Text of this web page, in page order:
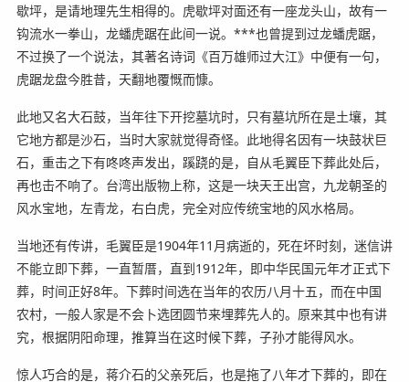
歇坪，是请地理先生相得的。虎歇坪对面还有一座龙头山，故有一
钩流水一拳山，龙蟠虎踞在此间一说。***也曾提到过龙蟠虎踞，
不过换了一个说法，其著名诗词《百万雄师过大江》中便有一句，
虎踞龙盘今胜昔，天翻地覆慨而慷。
此地又名大石鼓，当年往下开挖墓坑时，只有墓坑所在是土壤，其
它地方都是沙石，当时大家就觉得奇怪。此地得名因有一块鼓状巨
石，重击之下有咚咚声发出，蹊跷的是，自从毛翼臣下葬此处后，
再也击不响了。台湾出版物上称，这是一块天王出宫，九龙朝圣的
风水宝地，左青龙，右白虎，完全对应传统宝地的风水格局。
当地还有传讲，毛翼臣是1904年11月病逝的，死在坏时刻，迷信讲
不能立即下葬，一直暂厝，直到1912年，即中华民国元年才正式下
葬，时间正好8年。下葬时间选在当年的农历八月十五，而在中国
农村，一般人家是不会卜选团圆节来埋葬先人的。原来其中也有讲
究，根据阴阳命理，推算当在这时候下葬，子孙才能得风水。
惊人巧合的是，蒋介石的父亲死后，也是拖了八年才下葬的，即在